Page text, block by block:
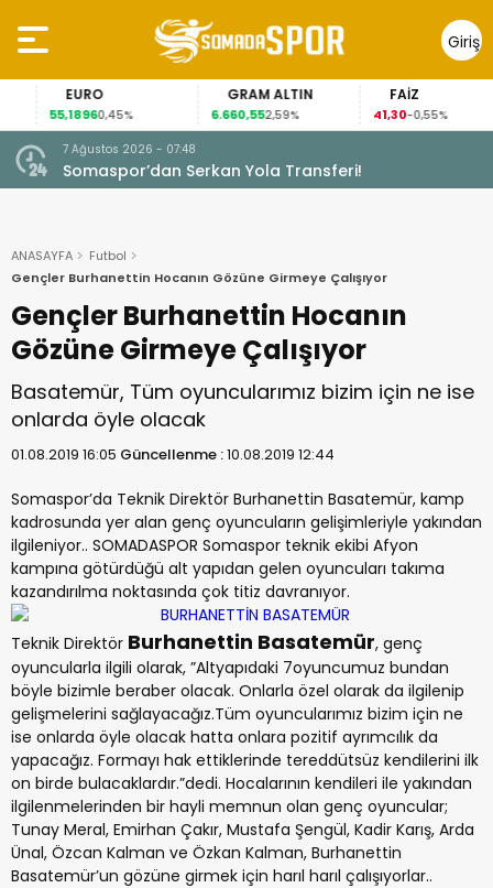
Giriş
Yap
EURO
55,18960,45%
GRAM ALTIN
6.660,552,59%
FAİZ
41,30-0,55%
7 Ağustos 2026 - 07:48
Somaspor’dan Serkan Yola Transferi!
ANASAYFA
Futbol
Gençler Burhanettin Hocanın Gözüne Girmeye Çalışıyor
Gençler Burhanettin Hocanın
Gözüne Girmeye Çalışıyor
Basatemür, Tüm oyuncularımız bizim için ne ise
onlarda öyle olacak
01.08.2019 16:05 Güncellenme :10.08.2019 12:44
Somaspor’da Teknik Direktör Burhanettin Basatemür, kamp
kadrosunda yer alan genç oyuncuların gelişimleriyle yakından
ilgileniyor.. SOMADASPOR Somaspor teknik ekibi Afyon
kampına götürdüğü alt yapıdan gelen oyuncuları takıma
kazandırılma noktasında çok titiz davranıyor.
Teknik Direktör Burhanettin Basatemür, genç
oyuncularla ilgili olarak, ”Altyapıdaki 7oyuncumuz bundan
böyle bizimle beraber olacak. Onlarla özel olarak da ilgilenip
gelişmelerini sağlayacağız.Tüm oyuncularımız bizim için ne
ise onlarda öyle olacak hatta onlara pozitif ayrımcılık da
yapacağız. Formayı hak ettiklerinde tereddütsüz kendilerini ilk
on birde bulacaklardır.”dedi. Hocalarının kendileri ile yakından
ilgilenmelerinden bir hayli memnun olan genç oyuncular;
Tunay Meral, Emirhan Çakır, Mustafa Şengül, Kadir Karış, Arda
Ünal, Özcan Kalman ve Özkan Kalman, Burhanettin
Basatemür’un gözüne girmek için harıl harıl çalışıyorlar..